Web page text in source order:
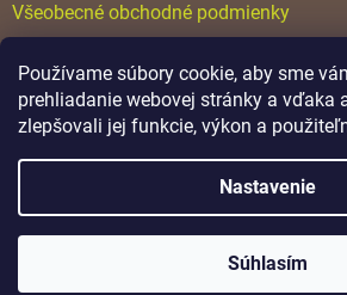
Používame súbory cookie, aby sme
prehliadanie webovej stránky a vďaka
zlepšovali jej funkcie, výkon a
Nastavenie
Súhlasím
Všeobecné obchodné podmienky
Katalógy
Vytvoril Shoptet
Lamino. Všetky